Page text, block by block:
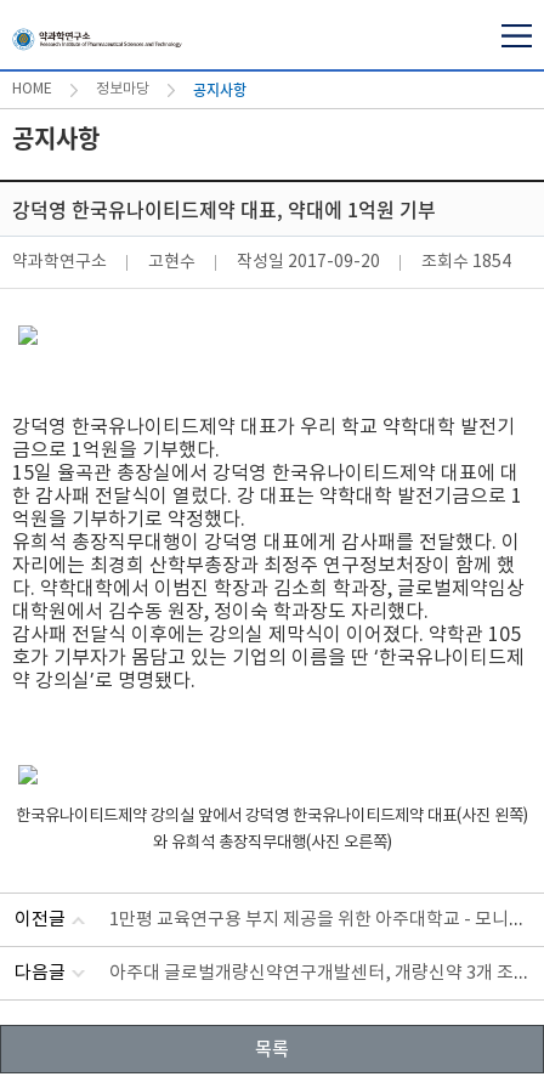
HOME 정보마당 공지사항
공지사항
강덕영 한국유나이티드제약 대표, 약대에 1억원 기부
약과학연구소 고현수 작성일 2017-09-20 조회수 1854
강덕영 한국유나이티드제약 대표가 우리 학교 약학대학 발전기
금으로 1억원을 기부했다.
15일 율곡관 총장실에서 강덕영 한국유나이티드제약 대표에 대
한 감사패 전달식이 열렀다. 강 대표는 약학대학 발전기금으로 1
억원을 기부하기로 약정했다.
유희석 총장직무대행이 강덕영 대표에게 감사패를 전달했다. 이
자리에는 최경희 산학부총장과 최정주 연구정보처장이 함께 했
다. 약학대학에서 이범진 학장과 김소희 학과장, 글로벌제약임상
대학원에서 김수동 원장, 정이숙 학과장도 자리했다.
감사패 전달식 이후에는 강의실 제막식이 이어졌다. 약학관 105
호가 기부자가 몸담고 있는 기업의 이름을 딴 ‘한국유나이티드제
약 강의실’로 명명됐다.
한국유나이티드제약 강의실 앞에서 강덕영 한국유나이티드제약 대표(사진 왼쪽)
와 유희석 총장직무대행(사진 오른쪽)
이전글 1만평 교육연구용 부지 제공을 위한 아주대학교 - 모니카재단 MOU 협약 체결
다음글 아주대 글로벌개량신약연구개발센터, 개량신약 3개 조기 출시
목록